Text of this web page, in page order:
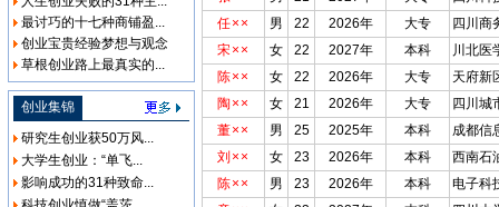
最讨巧的十七种商铺盈...
创业宝贵经验梦想与观念
草根创业路上最真实的...
创业集锦
研究生创业获50万风...
大学生创业：“单飞...
影响成功的31种致命...
任××
男 22 2026年 大专
四川商
宋××
女 22 2027年 本科
川北医
陈××
女 22 2026年 大专
天府新
陶××
女 21 2026年 大专
四川城
董××
男 25 2025年 本科
成都信
刘××
女 23 2026年 本科
西南石
陈××
男 23 2026年 本科
电子科